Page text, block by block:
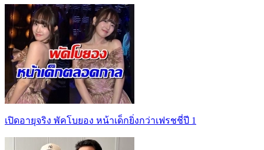
เปิดอายุจริง พัคโบยอง หน้าเด็กยิ่งกว่าเฟรชชี่ปี 1